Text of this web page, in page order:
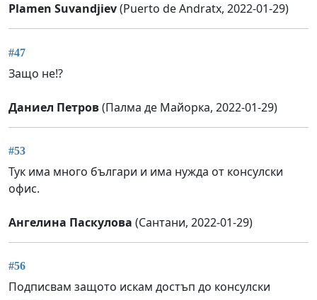
Plamen Suvandjiev(Puerto de Andratx, 2022-01-29)
#47
Защо не!?
Даниел Петров(Палма де Майорка, 2022-01-29)
#53
Тук има много българи и има нужда от консулски
офис.
Ангелина Паскулова (Сантани, 2022-01-29)
#56
Подписвам защото искам достъп до консулски